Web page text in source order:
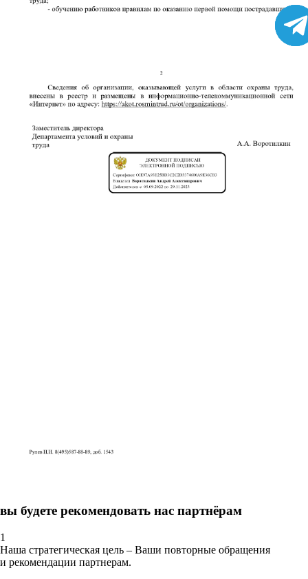
вы будете рекомендовать нас партнёрам
1
Наша стратегическая цель – Ваши повторные обращения
и рекомендации партнерам.